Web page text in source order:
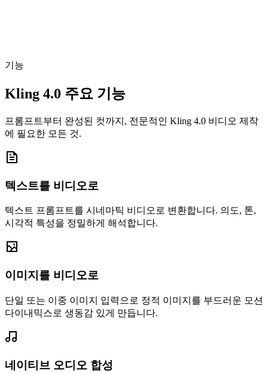
기능
Kling 4.0 주요 기능
프롬프트부터 완성된 컷까지, 전문적인 Kling 4.0 비디오 제작
에 필요한 모든 것.
텍스트를 비디오로
텍스트 프롬프트를 시네마틱 비디오로 변환합니다. 의도, 톤,
시각적 특성을 정밀하게 해석합니다.
이미지를 비디오로
단일 또는 이중 이미지 입력으로 정적 이미지를 부드러운 모션
다이내믹스로 생동감 있게 만듭니다.
네이티브 오디오 합성